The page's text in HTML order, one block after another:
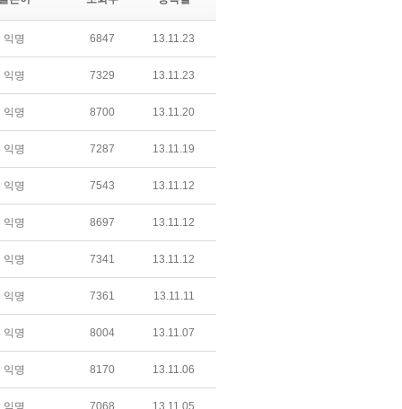
익명 6847 13.11.23
익명 7329 13.11.23
익명 8700 13.11.20
익명 7287 13.11.19
익명 7543 13.11.12
익명 8697 13.11.12
익명 7341 13.11.12
익명 7361 13.11.11
익명 8004 13.11.07
익명 8170 13.11.06
익명 7068 13.11.05